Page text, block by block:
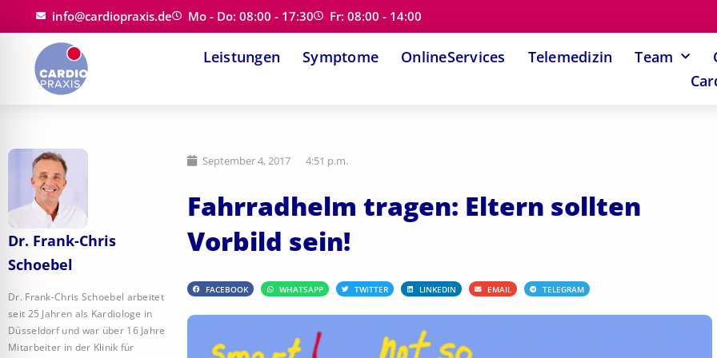
Inhalt
springen
info@cardiopraxis.de Mo - Do: 08:00 - 17:30 Fr: 08:00 - 14:00
Leistungen Symptome OnlineServices Telemedizin Team
Dr. Frank-Chris
Schoebel
Dr. Frank-Chris Schoebel arbeitet
seit 25 Jahren als Kardiologe in
Düsseldorf und war über 16 Jahre
Mitarbeiter in der Klinik für
September 4, 2017 4:51 p.m.
Fahrradhelm tragen: Eltern sollten
Vorbild sein!
FACEBOOK WHATSAPP TWITTER LINKEDIN EMAIL TELEGRAM